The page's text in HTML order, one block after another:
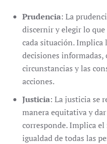
Prudencia: La
discernir y elegir lo que
cada situación. Implica
decisiones informadas,
circunstancias y las
acciones.
Justicia: La justicia se
manera equitativa y
corresponde. Implica el
igualdad de todas las